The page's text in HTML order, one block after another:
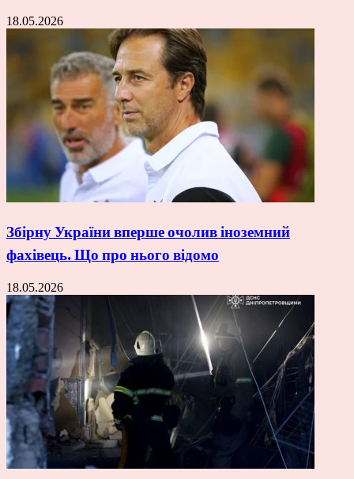
18.05.2026
Збірну України вперше очолив іноземний
фахівець. Що про нього відомо
18.05.2026